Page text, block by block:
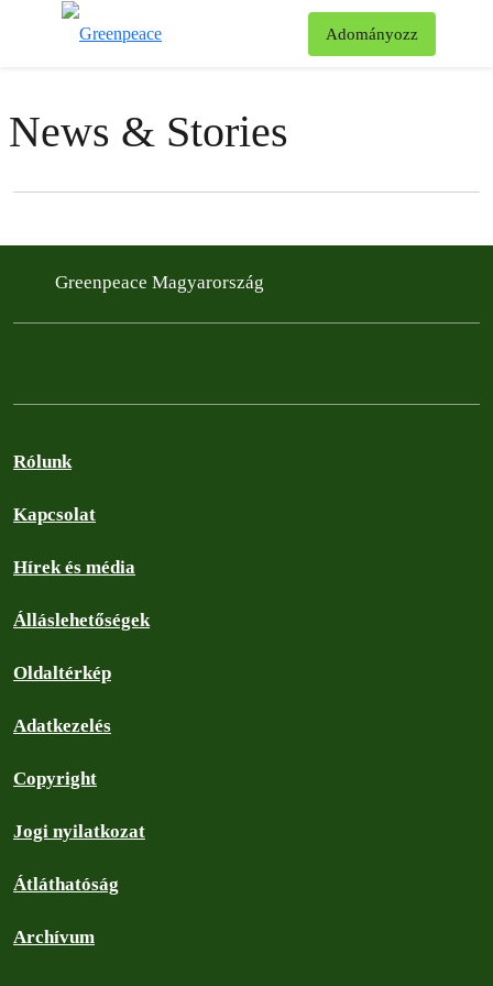
Adományozz
News & Stories
Filter posts
Greenpeace Magyarország
Rólunk
Kapcsolat
Hírek és média
Álláslehetőségek
Oldaltérkép
Adatkezelés
Copyright
Jogi nyilatkozat
Átláthatóság
Archívum